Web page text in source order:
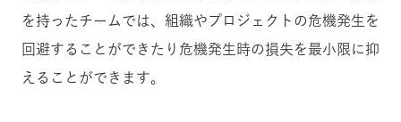
を持ったチームでは、組織やプロジェクトの危機発生を
回避することができたり危機発生時の損失を最小限に抑
えることができます。